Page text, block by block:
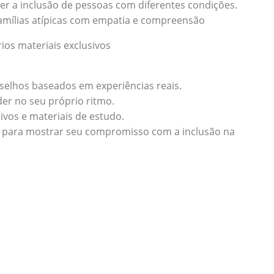
a inclusão de pessoas com diferentes condições.
atípicas com empatia e compreensão
materiais exclusivos
baseados em experiências reais.
no seu próprio ritmo.
e materiais de estudo.
mostrar seu compromisso com a inclusão na